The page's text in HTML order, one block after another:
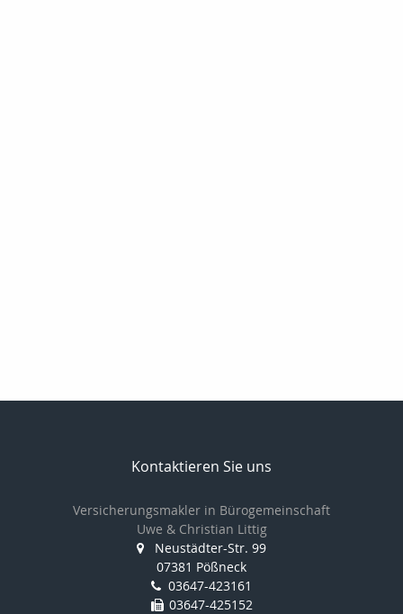
Kontaktieren Sie uns
Versicherungsmakler in Bürogemeinschaft
Uwe & Christian Littig
Neustädter-Str. 99
07381 Pößneck
03647-423161
03647-425152